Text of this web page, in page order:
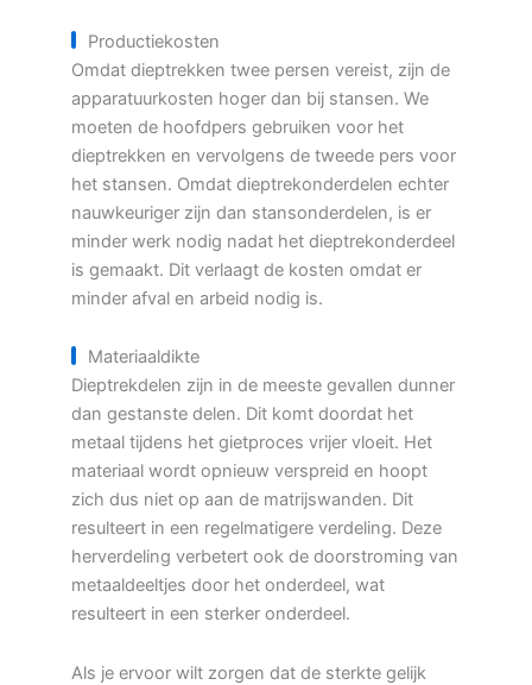
Productiekosten
Omdat dieptrekken twee persen vereist, zijn de
apparatuurkosten hoger dan bij stansen. We
moeten de hoofdpers gebruiken voor het
dieptrekken en vervolgens de tweede pers voor
het stansen. Omdat dieptrekonderdelen echter
nauwkeuriger zijn dan stansonderdelen, is er
minder werk nodig nadat het dieptrekonderdeel
is gemaakt. Dit verlaagt de kosten omdat er
minder afval en arbeid nodig is.
Materiaaldikte
Dieptrekdelen zijn in de meeste gevallen dunner
dan gestanste delen. Dit komt doordat het
metaal tijdens het gietproces vrijer vloeit. Het
materiaal wordt opnieuw verspreid en hoopt
zich dus niet op aan de matrijswanden. Dit
resulteert in een regelmatigere verdeling. Deze
herverdeling verbetert ook de doorstroming van
metaaldeeltjes door het onderdeel, wat
resulteert in een sterker onderdeel.
Als je ervoor wilt zorgen dat de sterkte gelijk